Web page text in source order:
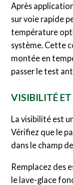
Après
sur voie rapide
température
système. Cette
montée en
passer le test
VISIBILITÉ
La visibilité est
Vérifiez que le
dans le champ
Remplacez des
le lave-glace